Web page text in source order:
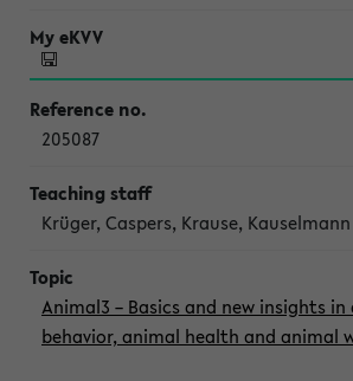
205087
Krüger, Caspers, Krause, Kauselmann
Animal3 – Basics and new insights
behavior, animal health and animal